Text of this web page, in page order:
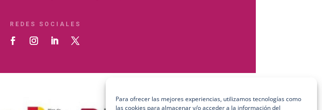
Para ofrecer las mejores experiencias, utilizamos tecnologías como
las cookies para almacenar y/o acceder a la información del
REDES SOCIALES